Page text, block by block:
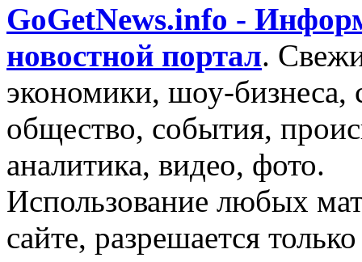
GoGetNews.info -
новостной портал.
экономики, шоу-бизнеса,
общество, события,
аналитика, видео, фото.
Использование любых
сайте, разрешается